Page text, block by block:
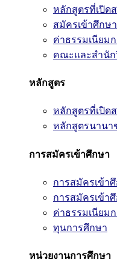
หลักสูตรที่เปิด
สมัครเข้าศึกษา
ค่าธรรมเนียม
คณะและสำนัก
หลักสูตร
หลักสูตรที่เปิด
หลักสูตรนานา
การสมัครเข้าศึกษา
การสมัครเข้
การสมัครเข้า
ค่าธรรมเนียม
ทุนการศึกษา
หน่วยงานการศึกษา